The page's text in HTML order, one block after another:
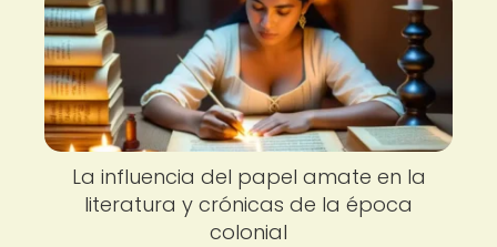
La influencia del papel amate en la
literatura y crónicas de la época
colonial